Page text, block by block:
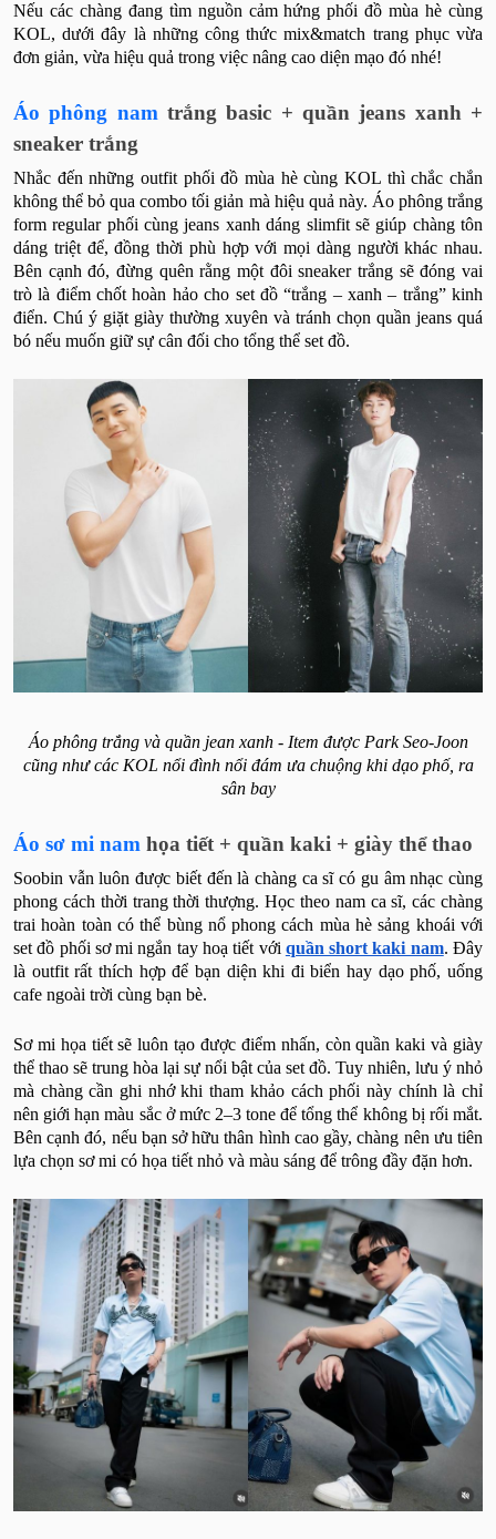
Nếu các chàng đang tìm nguồn cảm hứng phối đồ mùa hè cùng
KOL, dưới đây là những công thức mix&match trang phục vừa
đơn giản, vừa hiệu quả trong việc nâng cao diện mạo đó nhé!
Áo phông nam trắng basic + quần jeans xanh +
sneaker trắng
Nhắc đến những outfit phối đồ mùa hè cùng KOL thì chắc chắn
không thể bỏ qua combo tối giản mà hiệu quả này. Áo phông trắng
form regular phối cùng jeans xanh dáng slimfit sẽ giúp chàng tôn
dáng triệt để, đồng thời phù hợp với mọi dàng người khác nhau.
Bên cạnh đó, đừng quên rằng một đôi sneaker trắng sẽ đóng vai
trò là điểm chốt hoàn hảo cho set đồ “trắng – xanh – trắng” kinh
điển. Chú ý giặt giày thường xuyên và tránh chọn quần jeans quá
bó nếu muốn giữ sự cân đối cho tổng thể set đồ.
Áo phông trắng và quần jean xanh - Item được Park Seo-Joon
cũng như các KOL nổi đình nổi đám ưa chuộng khi dạo phố, ra
sân bay
Áo sơ mi nam họa tiết + quần kaki + giày thể thao
Soobin vẫn luôn được biết đến là chàng ca sĩ có gu âm nhạc cùng
phong cách thời trang thời thượng. Học theo nam ca sĩ, các chàng
trai hoàn toàn có thể bùng nổ phong cách mùa hè sảng khoái với
set đồ phối sơ mi ngắn tay hoạ tiết với quần short kaki nam. Đây
là outfit rất thích hợp để bạn diện khi đi biển hay dạo phố, uống
cafe ngoài trời cùng bạn bè.
Sơ mi họa tiết sẽ luôn tạo được điểm nhấn, còn quần kaki và giày
thể thao sẽ trung hòa lại sự nổi bật của set đồ. Tuy nhiên, lưu ý nhỏ
mà chàng cần ghi nhớ khi tham khảo cách phối này chính là chỉ
nên giới hạn màu sắc ở mức 2–3 tone để tổng thể không bị rối mắt.
Bên cạnh đó, nếu bạn sở hữu thân hình cao gầy, chàng nên ưu tiên
lựa chọn sơ mi có họa tiết nhỏ và màu sáng để trông đầy đặn hơn.